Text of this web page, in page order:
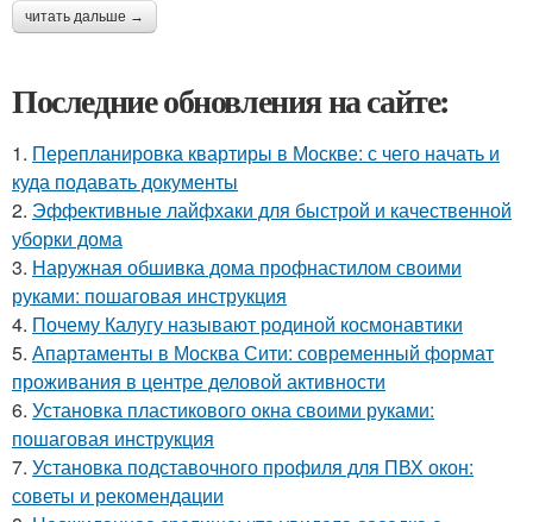
читать дальше →
Последние обновления на сайте:
1. Перепланировка квартиры в Москве: с чего начать и
куда подавать документы
2. Эффективные лайфхаки для быстрой и качественной
уборки дома
3. Наружная обшивка дома профнастилом своими
руками: пошаговая инструкция
4. Почему Калугу называют родиной космонавтики
5. Апартаменты в Москва Сити: современный формат
проживания в центре деловой активности
6. Установка пластикового окна своими руками:
пошаговая инструкция
7. Установка подставочного профиля для ПВХ окон:
советы и рекомендации